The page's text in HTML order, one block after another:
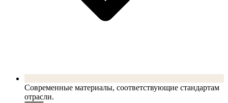
Современные материалы, соответствующие стандартам
отрасли.